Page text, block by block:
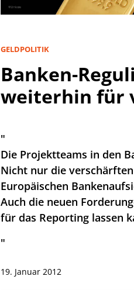
GELDPOLITIK
Banken-
weiterhin für
"
Die Projektteams in den
Nicht nur die
Europäischen
Auch die neuen
für das Reporting lassen
"
19. Januar 2012